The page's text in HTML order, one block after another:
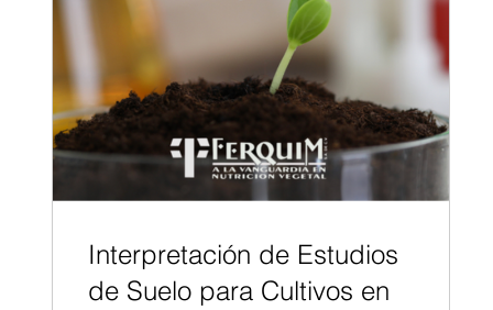
Interpretación de Estudios
de Suelo para Cultivos en